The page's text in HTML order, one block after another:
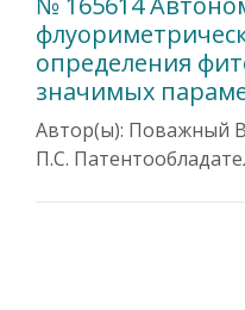
определения
значимых
Автор(ы): Поважный
П.С.